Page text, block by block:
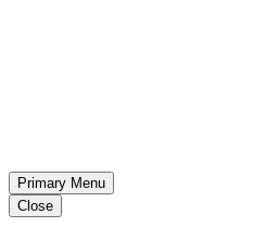
Primary Menu
Close